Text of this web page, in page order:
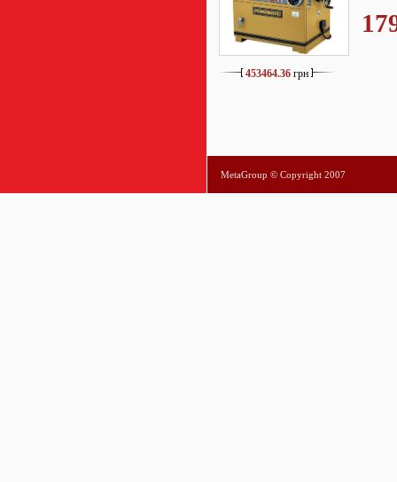
453464.36 грн
MetaGroup © Copyright 2007